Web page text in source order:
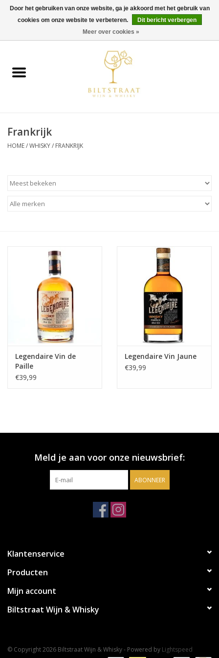
0 Artikelen - €0,00
Wijn
Gin & Tonic
Gedestilleerd
Relatiegeschenken
Over ons
Frankrijk
HOME/WHISKY/ FRANKRIJK
Legendaire Vin de
Paille
€39,99
Legendaire Vin Jaune
€39,99
Meld je aan voor onze nieuwsbrief:
ABONNEER
Klantenservice
Producten
Mijn account
Biltstraat Wijn & Whisky
© Copyright 2026 Biltstraat Wijn & Whisky - Powered by Lightspeed
Door het gebruiken van onze website, ga je akkoord met het gebruik van
cookies om onze website te verbeteren.
Dit bericht verbergen
Meer over cookies »